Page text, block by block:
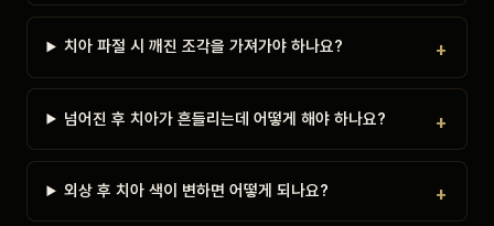
치아 파절 시 깨진 조각을 가져가야 하나요?
넘어진 후 치아가 흔들리는데 어떻게 해야 하나요?
외상 후 치아 색이 변하면 어떻게 되나요?